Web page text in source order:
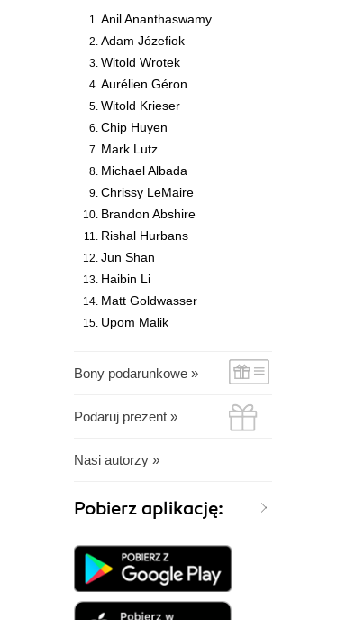
Anil Ananthaswamy
Adam Józefiok
Witold Wrotek
Aurélien Géron
Witold Krieser
Chip Huyen
Mark Lutz
Michael Albada
Chrissy LeMaire
Brandon Abshire
Rishal Hurbans
Jun Shan
Haibin Li
Matt Goldwasser
Upom Malik
Bony podarunkowe »
Podaruj prezent »
Nasi autorzy »
Pobierz aplikację: